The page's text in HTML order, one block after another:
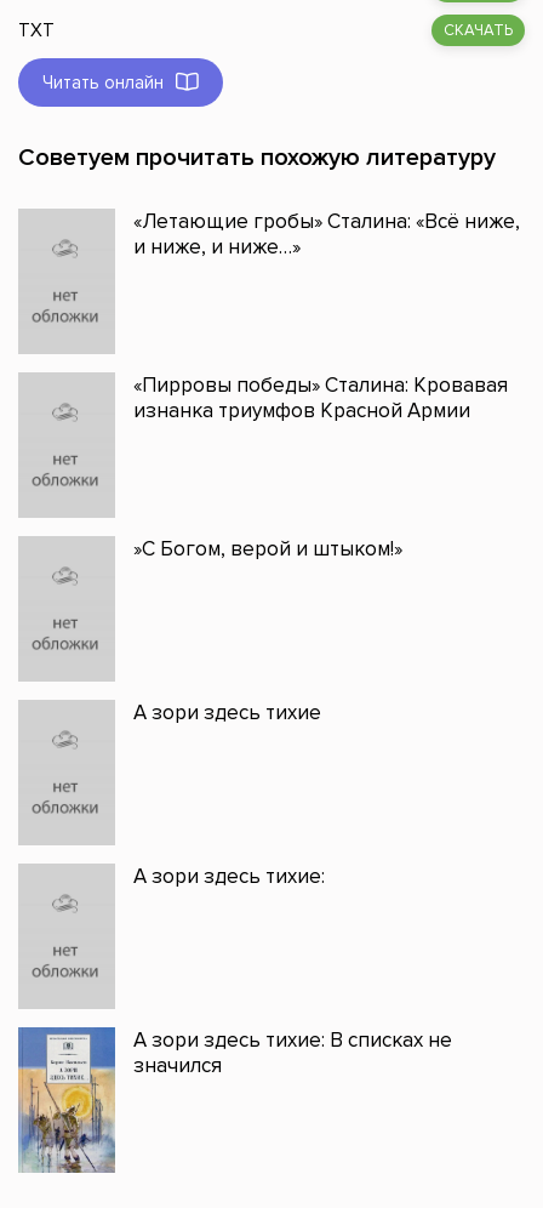
TXT СКАЧАТЬ
Читать онлайн
Советуем прочитать похожую литературу
«Летающие гробы» Сталина: «Всё ниже,
и ниже, и ниже…»
«Пирровы победы» Сталина: Кровавая
изнанка триумфов Красной Армии
»С Богом, верой и штыком!»
А зори здесь тихие
А зори здесь тихие:
А зори здесь тихие: В списках не
значился